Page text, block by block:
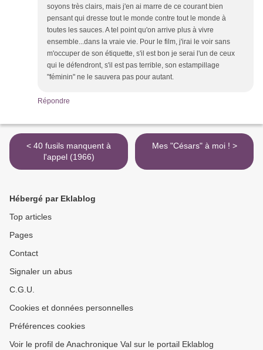
soyons très clairs, mais j'en ai marre de ce courant bien
pensant qui dresse tout le monde contre tout le monde à
toutes les sauces. A tel point qu'on arrive plus à vivre
ensemble...dans la vraie vie. Pour le film, j'irai le voir sans
m'occuper de son étiquette, s'il est bon je serai l'un de ceux
qui le défendront, s'il est pas terrible, son estampillage
"féminin" ne le sauvera pas pour autant.
Répondre
< 40 fusils manquent à
l'appel (1966)
Mes "Césars" à moi ! >
Hébergé par Eklablog
Top articles
Pages
Contact
Signaler un abus
C.G.U.
Cookies et données personnelles
Préférences cookies
Voir le profil de Anachronique Val sur le portail Eklablog